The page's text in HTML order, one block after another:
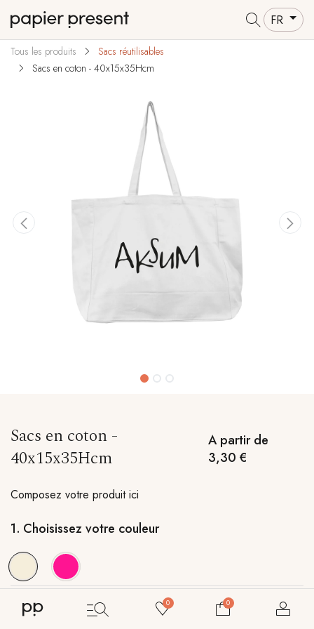
0 0
FR
Tous les produits
Sacs réutilisables
Sacs en coton - 40x15x35Hcm
Sacs en coton -
40x15x35Hcm
A partir de
3,30 €
Composez votre produit ici
1. Choisissez votre couleur
Nombre de couleurs d'impression